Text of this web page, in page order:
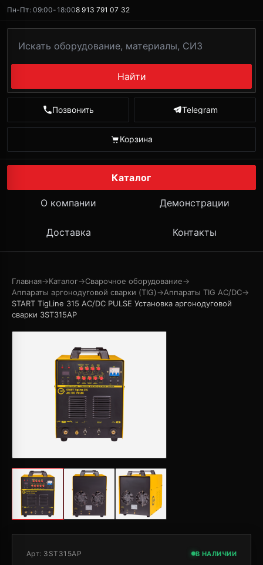
Пн-Пт: 09:00-18:008 913 791 07 32
Найти
Позвонить Telegram
Корзина
Каталог
О компании Демонстрации
Доставка Контакты
Главная→Каталог→Сварочное оборудование→
Аппараты аргонодуговой сварки (TIG)→Аппараты TIG AC/DC→
START TigLine 315 AC/DC PULSE Установка аргонодуговой
сварки 3ST315AP
Арт: 3ST315AP В НАЛИЧИИ